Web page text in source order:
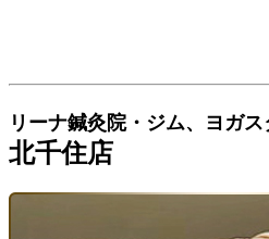
リーナ鍼灸院・ジム、ヨガ
北千住店